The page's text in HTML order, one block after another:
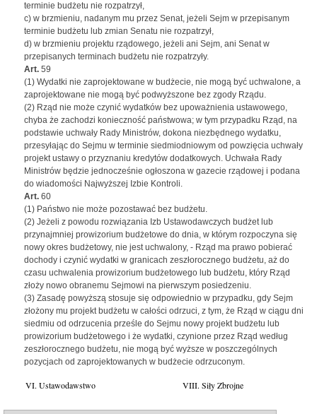
terminie budżetu nie rozpatrzył,
c) w brzmieniu, nadanym mu przez Senat, jeżeli Sejm w przepisanym
terminie budżetu lub zmian Senatu nie rozpatrzył,
d) w brzmieniu projektu rządowego, jeżeli ani Sejm, ani Senat w
przepisanych terminach budżetu nie rozpatrzyły.
Art. 59
(1) Wydatki nie zaprojektowane w budżecie, nie mogą być uchwalone, a
zaprojektowane nie mogą być podwyższone bez zgody Rządu.
(2) Rząd nie może czynić wydatków bez upoważnienia ustawowego,
chyba że zachodzi konieczność państwowa; w tym przypadku Rząd, na
podstawie uchwały Rady Ministrów, dokona niezbędnego wydatku,
przesyłając do Sejmu w terminie siedmiodniowym od powzięcia uchwały
projekt ustawy o przyznaniu kredytów dodatkowych. Uchwała Rady
Ministrów będzie jednocześnie ogłoszona w gazecie rządowej i podana
do wiadomości Najwyższej Izbie Kontroli.
Art. 60
(1) Państwo nie może pozostawać bez budżetu.
(2) Jeżeli z powodu rozwiązania Izb Ustawodawczych budżet lub
przynajmniej prowizorium budżetowe do dnia, w którym rozpoczyna się
nowy okres budżetowy, nie jest uchwalony, - Rząd ma prawo pobierać
dochody i czynić wydatki w granicach zeszłorocznego budżetu, aż do
czasu uchwalenia prowizorium budżetowego lub budżetu, który Rząd
złoży nowo obranemu Sejmowi na pierwszym posiedzeniu.
(3) Zasadę powyższą stosuje się odpowiednio w przypadku, gdy Sejm
złożony mu projekt budżetu w całości odrzuci, z tym, że Rząd w ciągu dni
siedmiu od odrzucenia prześle do Sejmu nowy projekt budżetu lub
prowizorium budżetowego i że wydatki, czynione przez Rząd według
zeszłorocznego budżetu, nie mogą być wyższe w poszczególnych
pozycjach od zaprojektowanych w budżecie odrzuconym.
VI. Ustawodawstwo VIII. Siły Zbrojne